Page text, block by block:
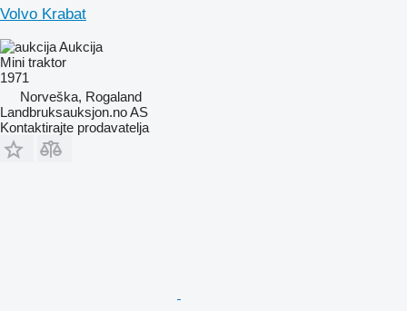
Volvo Krabat
Aukcija
Mini traktor
1971
Norveška, Rogaland
Landbruksauksjon.no AS
Kontaktirajte prodavatelja